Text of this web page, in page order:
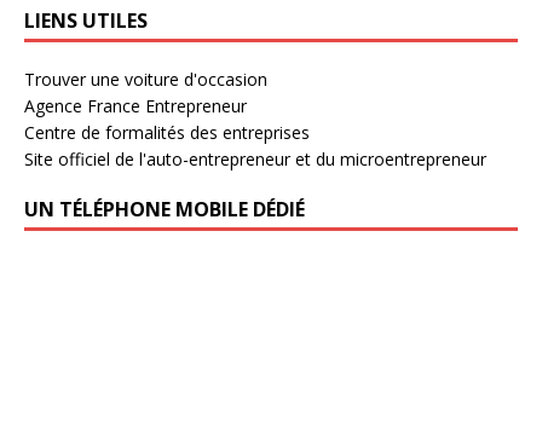
LIENS UTILES
Trouver une voiture d'occasion
Agence France Entrepreneur
Centre de formalités des entreprises
Site officiel de l'auto-entrepreneur et du microentrepreneur
UN TÉLÉPHONE MOBILE DÉDIÉ